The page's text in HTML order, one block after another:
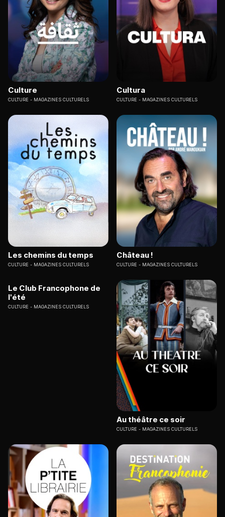
Culture
CULTURE MAGAZINES CULTURELS
Cultura
CULTURE MAGAZINES CULTURELS
Les chemins du temps
CULTURE MAGAZINES CULTURELS
Château !
CULTURE MAGAZINES CULTURELS
Le Club Francophone de
l'été
CULTURE MAGAZINES CULTURELS
Au théâtre ce soir
CULTURE MAGAZINES CULTURELS